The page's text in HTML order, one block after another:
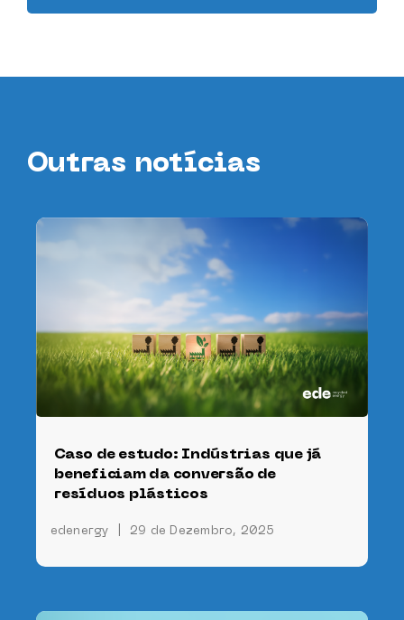
Outras notícias
Caso de estudo: Indústrias que já
beneficiam da conversão de
resíduos plásticos
edenergy 29 de Dezembro, 2025